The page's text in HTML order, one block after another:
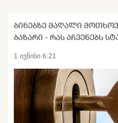
ᲑᲘᲜᲔᲑᲖᲔ ᲛᲐᲦᲐᲚᲘ
ᲑᲐᲖᲐᲠᲘ - ᲠᲐᲡ ᲐᲩᲕᲔᲜᲔᲑᲡ
1 ივნისი 6:21